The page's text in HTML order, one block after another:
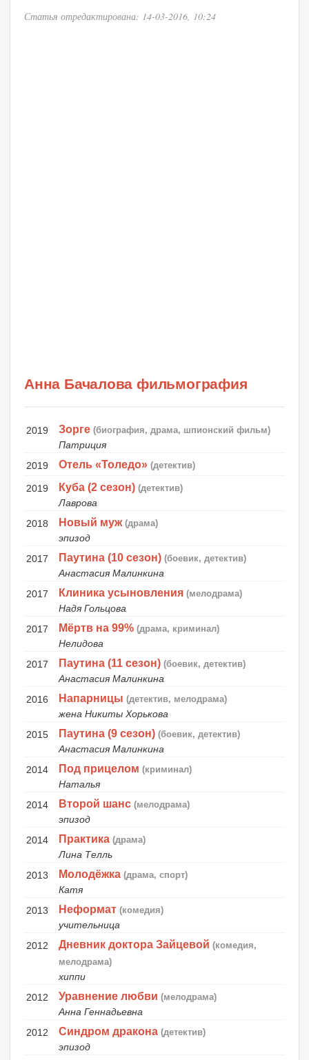
Статья отредактирована: 14-03-2016, 10:24
Анна Бачалова фильмография
2019 Зорге (биография, драма, шпионский фильм)
Патриция
2019
Отель «Толедо» (детектив)
2019 Куба (2 сезон) (детектив)
Лаврова
2018
Новый муж (драма)
эпизод
2017
Паутина (10 сезон) (боевик, детектив)
Анастасия Малинкина
2017
Клиника усыновления (мелодрама)
Надя Гольцова
2017
Мёртв на 99% (драма, криминал)
Нелидова
2017
Паутина (11 сезон) (боевик, детектив)
Анастасия Малинкина
2016
Напарницы (детектив, мелодрама)
жена Никиты Хорькова
2015
Паутина (9 сезон) (боевик, детектив)
Анастасия Малинкина
2014
Под прицелом (криминал)
Наталья
2014
Второй шанс (мелодрама)
эпизод
2014
Практика (драма)
Лина Телль
2013
Молодёжка (драма, спорт)
Катя
2013
Неформат (комедия)
учительница
2012
Дневник доктора Зайцевой (комедия,
мелодрама)
хиппи
2012
Уравнение любви (мелодрама)
Анна Геннадьевна
2012
Синдром дракона (детектив)
эпизод